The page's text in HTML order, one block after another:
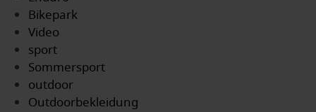
Bikepark
Video
sport
Sommersport
outdoor
Outdoorbekleidung